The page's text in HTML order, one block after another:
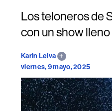
Los teloneros de
con un show
Karin Leiva
viernes, 9 mayo, 2025